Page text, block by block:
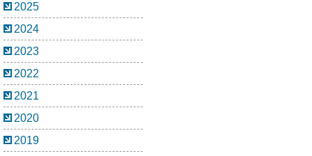
2025
2024
2023
2022
2021
2020
2019